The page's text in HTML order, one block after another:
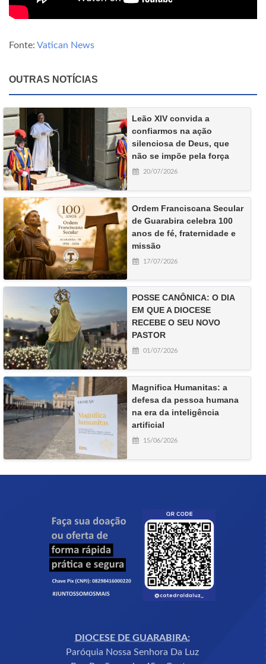
Fonte: Vatican News
OUTRAS NOTÍCIAS
Leão XIV convida a
confiarmos na ação
silenciosa de Deus, que
não se impõe pela força
20/07/2026
Ordem Franciscana Secular
de Guarabira celebra 100
anos de fé, fraternidade e
missão
17/07/2026
POSSE CANÔNICA: O DIA
EM QUE A DIOCESE
RECEBE O SEU NOVO
PASTOR
01/07/2026
Magnifica Humanitas: a
defesa da pessoa humana
na era da inteligência
artificial
15/06/2026
DIOCESE DE GUARABIRA:
Paróquia Nossa Senhora Da Luz